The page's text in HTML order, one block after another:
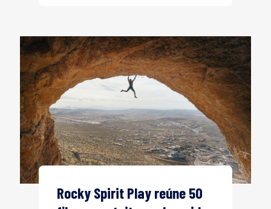
Rocky Spirit Play reúne 50